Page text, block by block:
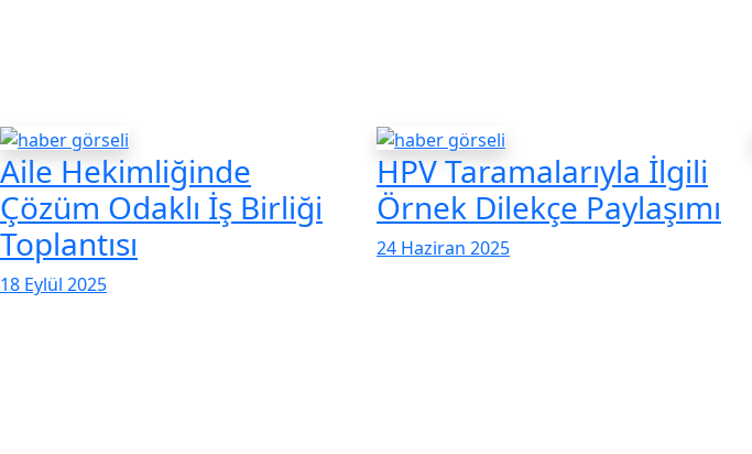
Aile Hekimliğinde
Çözüm Odaklı İş Birliği
Toplantısı
18 Eylül 2025
HPV Taramalarıyla İlgili
Örnek Dilekçe Paylaşımı
24 Haziran 2025